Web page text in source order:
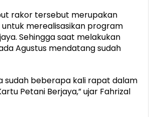
rakor tersebut merupakan
merealisasikan program
Sehingga saat melakukan
Agustus mendatang sudah
sudah beberapa kali rapat dalam
Petani Berjaya,” ujar Fahrizal